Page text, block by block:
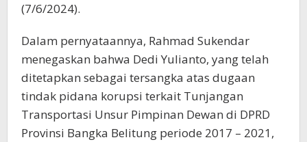
(7/6/2024).
Dalam pernyataannya, Rahmad Sukendar
menegaskan bahwa Dedi Yulianto, yang telah
ditetapkan sebagai tersangka atas dugaan
tindak pidana korupsi terkait Tunjangan
Transportasi Unsur Pimpinan Dewan di DPRD
Provinsi Bangka Belitung periode 2017 – 2021,